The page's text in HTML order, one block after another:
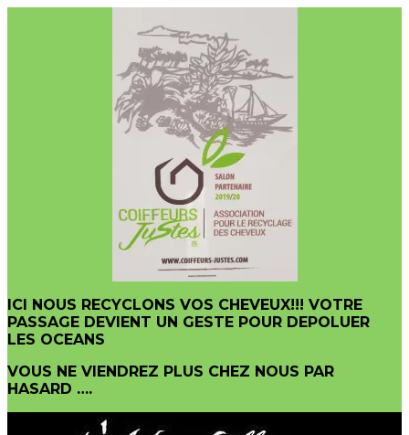
ICI NOUS RECYCLONS VOS CHEVEUX!!! VOTRE
PASSAGE DEVIENT UN GESTE POUR DEPOLUER
LES OCEANS
VOUS NE VIENDREZ PLUS CHEZ NOUS PAR
HASARD ….